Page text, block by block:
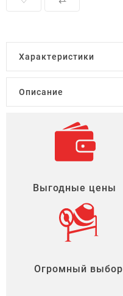
Характеристики
Описание
Выгодные цены
Огромный выбор